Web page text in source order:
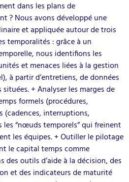
dans les plans de
? Nous avons développé une
et appliquée autour de trois
temporalités : grâce à un
nous identifions les
et menaces liées à la gestion
à partir d’entretiens, de données
+ Analyser les marges de
formels (procédures,
(cadences, interruptions,
les “nœuds temporels” qui freinent
les équipes. + Outiller le pilotage
le capital temps comme
des outils d’aide à la décision, des
et des indicateurs de maturité